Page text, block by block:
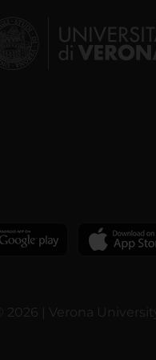
© 2026 | Verona University